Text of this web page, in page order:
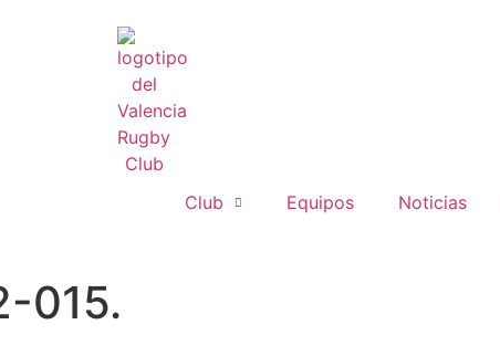
Club Equipos Noticias
015.